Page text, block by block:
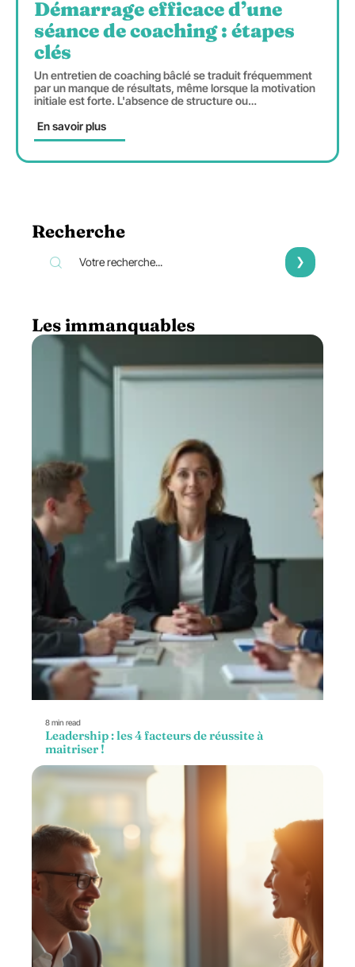
Démarrage efficace d’une
séance de coaching : étapes
clés
Un entretien de coaching bâclé se traduit fréquemment
par un manque de résultats, même lorsque la motivation
initiale est forte. L'absence de structure ou…
En savoir plus
Recherche
Les immanquables
8 min read
Leadership : les 4 facteurs de réussite à
maitriser !